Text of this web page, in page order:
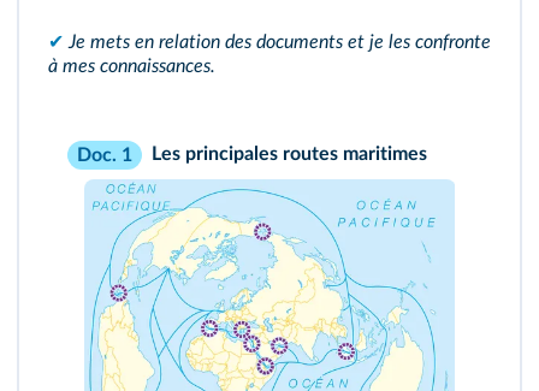
✔ Je mets en relation des documents et je les confronte
à mes connaissances.
Doc. 1 Les principales routes maritimes